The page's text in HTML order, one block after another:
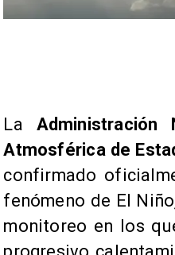
La Administración
Atmosférica de
confirmado
fenómeno de El
monitoreo en los